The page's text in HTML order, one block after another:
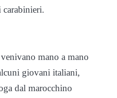
carabinieri.
mano a mano
giovani italiani,
dal marocchino